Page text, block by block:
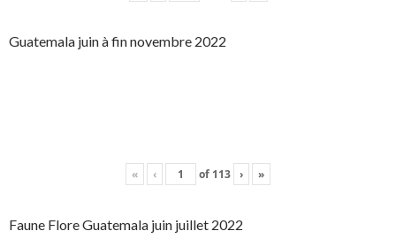
Guatemala juin à fin novembre 2022
« ‹ of 113 › »
Faune Flore Guatemala juin juillet 2022